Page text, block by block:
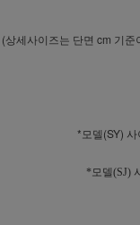
(상세사이즈는 단면 cm 기
*모델(SY)
*모델(SJ)